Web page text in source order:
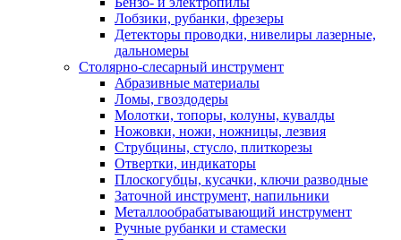
Лобзики, рубанки, фрезеры
Детекторы проводки, нивелиры лазерные,
дальномеры
Столярно-слесарный инструмент
Абразивные материалы
Ломы, гвоздодеры
Молотки, топоры, колуны, кувалды
Ножовки, ножи, ножницы, лезвия
Струбцины, стусло, плиткорезы
Отвертки, индикаторы
Плоскогубцы, кусачки, ключи разводные
Заточной инструмент, напильники
Металлообрабатывающий инструмент
Ручные рубанки и стамески